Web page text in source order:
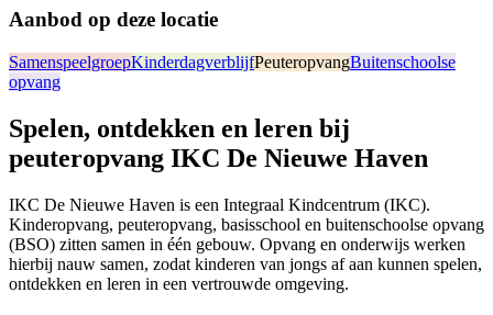
Aanbod op deze locatie
SamenspeelgroepKinderdagverblijfPeuteropvangBuitenschoolse
opvang
Spelen, ontdekken en leren bij
peuteropvang IKC De Nieuwe Haven
IKC De Nieuwe Haven is een Integraal Kindcentrum (IKC).
Kinderopvang, peuteropvang, basisschool en buitenschoolse opvang
(BSO) zitten samen in één gebouw. Opvang en onderwijs werken
hierbij nauw samen, zodat kinderen van jongs af aan kunnen spelen,
ontdekken en leren in een vertrouwde omgeving.